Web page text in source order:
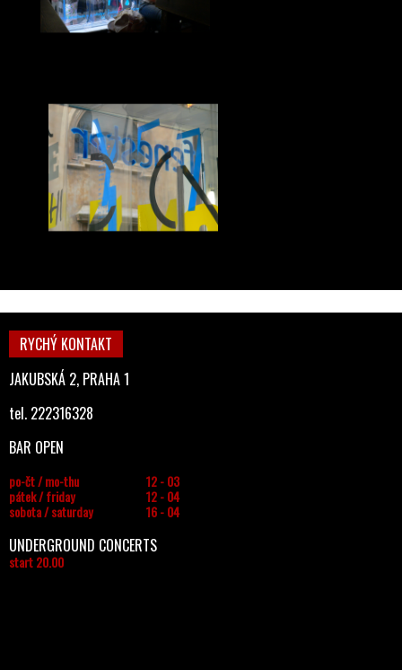
RYCHÝ KONTAKT
JAKUBSKÁ 2, PRAHA 1
tel. 222316328
BAR OPEN
po-čt / mo-thu
12 - 03
pátek / friday
12 - 04
sobota / saturday
16 - 04
UNDERGROUND CONCERTS
start 20.00